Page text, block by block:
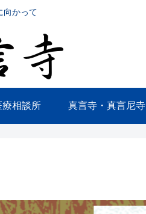
向かって
相談所 真言寺・真言尼寺